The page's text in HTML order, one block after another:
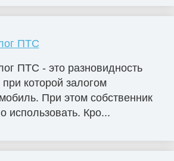
ПТС
ПТС - это разновидность
которой залогом
При этом собственник
использовать. Кро...